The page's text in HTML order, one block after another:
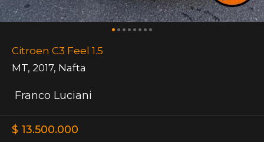
Citroen C3 Feel 1.5
MT, 2017, Nafta
Franco Luciani
$ 13.500.000